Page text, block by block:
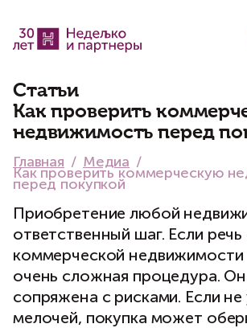
Статьи
Как проверить
недвижимость перед
Главная Медиа
Как проверить коммерческую
перед покупкой
Приобретение любой
ответственный шаг. Если речь
коммерческой
очень сложная процедура.
сопряжена с рисками. Если не
мелочей, покупка может